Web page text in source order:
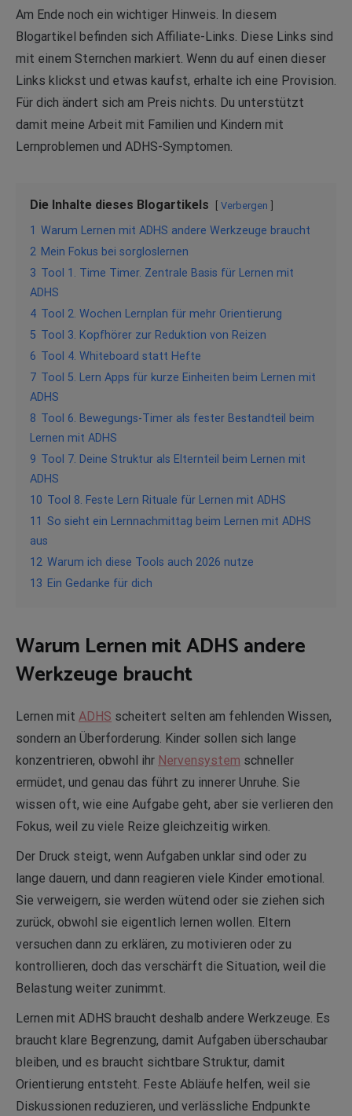
Am Ende noch ein wichtiger Hinweis. In diesem
Blogartikel befinden sich Affiliate-Links. Diese Links sind
mit einem Sternchen markiert. Wenn du auf einen dieser
Links klickst und etwas kaufst, erhalte ich eine Provision.
Für dich ändert sich am Preis nichts. Du unterstützt
damit meine Arbeit mit Familien und Kindern mit
Lernproblemen und ADHS-Symptomen.
Die Inhalte dieses Blogartikels Verbergen
1 Warum Lernen mit ADHS andere Werkzeuge braucht
2 Mein Fokus bei sorgloslernen
3 Tool 1. Time Timer. Zentrale Basis für Lernen mit
ADHS
4 Tool 2. Wochen Lernplan für mehr Orientierung
5 Tool 3. Kopfhörer zur Reduktion von Reizen
6 Tool 4. Whiteboard statt Hefte
7 Tool 5. Lern Apps für kurze Einheiten beim Lernen mit
ADHS
8 Tool 6. Bewegungs-Timer als fester Bestandteil beim
Lernen mit ADHS
9 Tool 7. Deine Struktur als Elternteil beim Lernen mit
ADHS
10 Tool 8. Feste Lern Rituale für Lernen mit ADHS
11 So sieht ein Lernnachmittag beim Lernen mit ADHS
aus
12 Warum ich diese Tools auch 2026 nutze
13 Ein Gedanke für dich
Warum Lernen mit ADHS andere
Werkzeuge braucht
Lernen mit ADHS scheitert selten am fehlenden Wissen,
sondern an Überforderung. Kinder sollen sich lange
konzentrieren, obwohl ihr Nervensystem schneller
ermüdet, und genau das führt zu innerer Unruhe. Sie
wissen oft, wie eine Aufgabe geht, aber sie verlieren den
Fokus, weil zu viele Reize gleichzeitig wirken.
Der Druck steigt, wenn Aufgaben unklar sind oder zu
lange dauern, und dann reagieren viele Kinder emotional.
Sie verweigern, sie werden wütend oder sie ziehen sich
zurück, obwohl sie eigentlich lernen wollen. Eltern
versuchen dann zu erklären, zu motivieren oder zu
kontrollieren, doch das verschärft die Situation, weil die
Belastung weiter zunimmt.
Lernen mit ADHS braucht deshalb andere Werkzeuge. Es
braucht klare Begrenzung, damit Aufgaben überschaubar
bleiben, und es braucht sichtbare Struktur, damit
Orientierung entsteht. Feste Abläufe helfen, weil sie
Diskussionen reduzieren, und verlässliche Endpunkte